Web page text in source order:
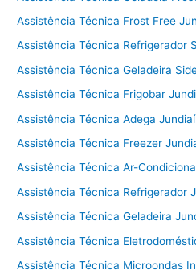
Assistência Técnica Frost Free
Assistência Técnica Refrigerador
Assistência Técnica Geladeira
Assistência Técnica Frigobar
Assistência Técnica Adega Jundiaí
Assistência Técnica Freezer
Assistência Técnica Ar-
Assistência Técnica Refrigerador
Assistência Técnica Geladeira
Assistência Técnica
Assistência Técnica Microondas